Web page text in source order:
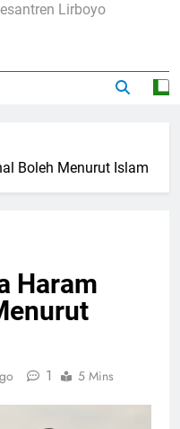
Lirboyo
Boleh Menurut Islam
Haram
1 5 Mins